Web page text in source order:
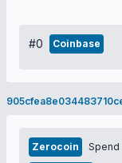
#0 Coinbase
Zerocoin Spend